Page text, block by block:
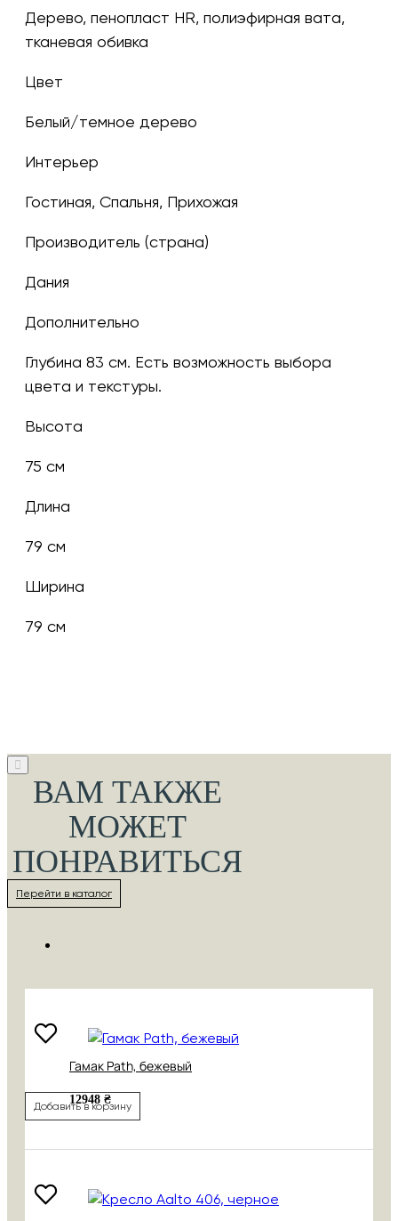
Дерево, пенопласт HR, полиэфирная вата,
тканевая обивка
Цвет
белый/темное дерево
Интерьер
Гостиная, Спальня, Прихожая
Производитель (страна)
Дания
Дополнительно
Глубина 83 см. Есть возможность выбора
цвета и текстуры.
Высота
75 см
Длина
79 см
Ширина
79 см
ВАМ ТАКЖЕ
МОЖЕТ
ПОНРАВИТЬСЯ
Перейти в каталог
Гамак Path, бежевый
12948 ₴
Добавить в корзину